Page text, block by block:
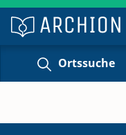
Ortssuche